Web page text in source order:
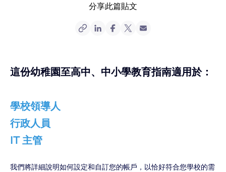
分享此篇貼文
這份幼稚園至高中、中小學教育指南適用於：
學校領導人
行政人員
IT 主管
我們將詳細說明如何設定和自訂您的帳戶，以恰好符合您學校的需